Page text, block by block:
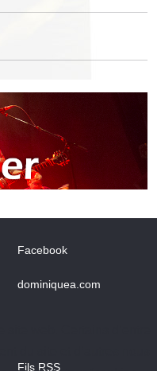
Facebook
dominiquea.com
Fils RSS